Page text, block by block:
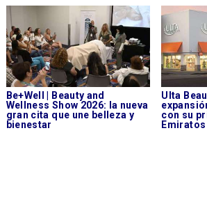
Be+Well | Beauty and
Wellness Show 2026: la nueva
gran cita que une belleza y
bienestar
Ulta
con su